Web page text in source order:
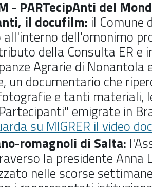
- PARTecipAnti del
il docufilm: il Comune
all'interno dell'omonimo
della Consulta ER e
Agrarie di Nonantola
, un documentario che
e tanti materiali,
emigrate in
su MIGRER il video
romagnoli di Salta:
la presidenteAnna
nelle scorse